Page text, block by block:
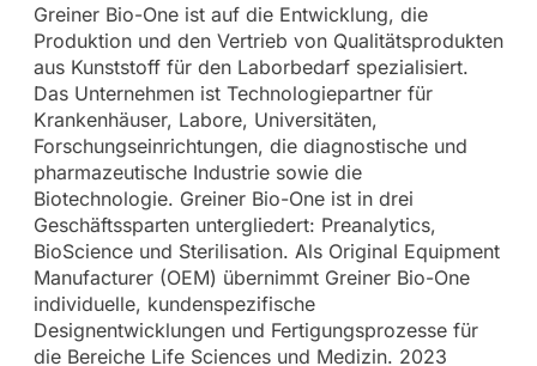
Greiner Bio-One ist auf die Entwicklung, die
Produktion und den Vertrieb von Qualitätsprodukten
aus Kunststoff für den Laborbedarf spezialisiert.
Das Unternehmen ist Technologiepartner für
Krankenhäuser, Labore, Universitäten,
Forschungseinrichtungen, die diagnostische und
pharmazeutische Industrie sowie die
Biotechnologie. Greiner Bio-One ist in drei
Geschäftssparten untergliedert: Preanalytics,
BioScience und Sterilisation. Als Original Equipment
Manufacturer (OEM) übernimmt Greiner Bio-One
individuelle, kundenspezifische
Designentwicklungen und Fertigungsprozesse für
die Bereiche Life Sciences und Medizin. 2023